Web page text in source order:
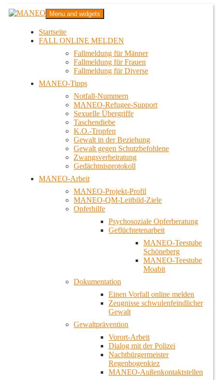
Zum
InhaltMANEO
Das schwule Anti-Gewalt-Projekt in Berlin
Menu and widgets
Startseite
FALL ONLINE MELDEN
Fallmeldung für Männer
Fallmeldung für Frauen
Fallmeldung für Diverse
MANEO-Tipps
Notfall-Nummern
MANEO-Refugee-Support
Sexuelle Übergriffe
Taschendiebe
K.O.-Tropfen
Gewalt in der Beziehung
Gewalt gegen Schutzbefohlene
Zwangsverheiratung
Gedächtnisprotokoll
MANEO-Arbeit
MANEO-Projekt-Profil
MANEO-QM-Leitbild-Ziele
Opferhilfe
Psychosoziale Opferberatung
Geflüchtetenarbeit
MANEO-Teestube
Schöneberg
MANEO-Teestube
Moabit
Dokumentation
Einen Vorfall online melden
Zeugnisse schwulenfeindlicher
Gewalt
Gewaltprävention
Vorort-Arbeit
Dialog mit der Polizei
Nachtbürgermeister
Regenbogenkiez
MANEO-Außenkontaktstellen